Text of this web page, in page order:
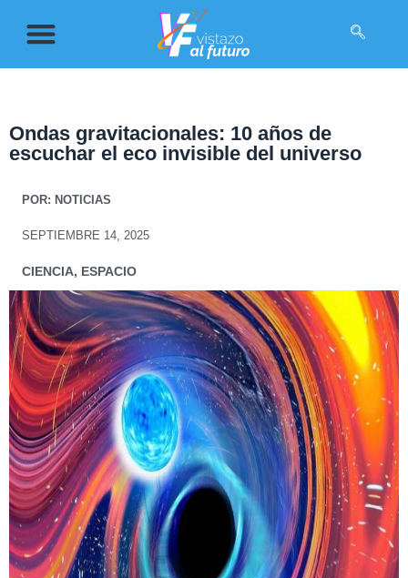
Ondas gravitacionales: 10 años de
escuchar el eco invisible del universo
POR: NOTICIAS
SEPTIEMBRE 14, 2025
CIENCIA, ESPACIO